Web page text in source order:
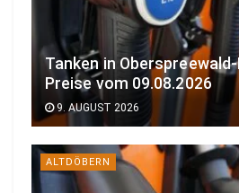
Tanken in
Preise vom 09.08.2026
9. AUGUST 2026
ALTDÖBERN